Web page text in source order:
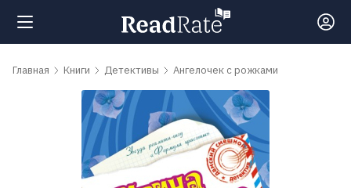
Поиск
Рейтинги
Главная Книги Детективы Ангелочек с рожками